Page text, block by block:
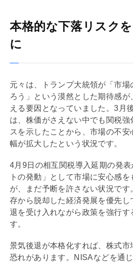
本格的な下落リスク
に
元々は、トランプ大統領が「市
ろう」という漠然とした期待感が
える要因となっていました。3月
は、株価がさえない中でも関税強
スを示したことから、市場の不安
幅が拡大したという状況です。
4月9日の相互関税導入延期の発
トの発動」として市場に安心感
が、まだ予断を許さない状況です
存から脱却した経済発展を優先し
退を受け入れながら政策を強行す
す。
景気後退が本格化すれば、株式市
恐れがあります。
NISAなどを通